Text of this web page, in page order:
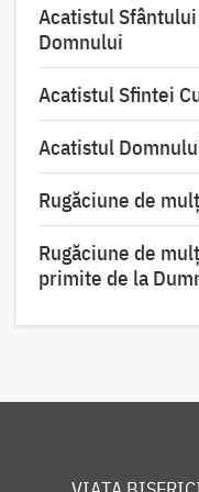
Acatistul
Domnului
Acatistul Sfintei
Acatistul
Rugăciune de
Rugăciune de
primite de la